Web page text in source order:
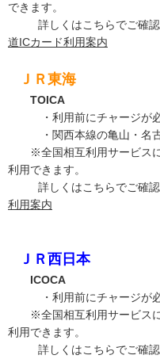
できます。
詳しくはこちらでご確
道ICカード利用案内
ＪＲ東海
TOICA
・利用前にチャージが
・関西本線の亀山・名古
※全国相互利用サービスに
利用できます。
詳しくはこちらでご確
利用案内
ＪＲ西日本
ICOCA
・利用前にチャージが
※全国相互利用サービスに
利用できます。
詳しくはこちらでご確